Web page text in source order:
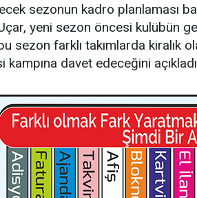
sezonun kadro planlaması
yeni sezon öncesi kulübün
sezon farklı takımlarda kiralık
davet edeceğini